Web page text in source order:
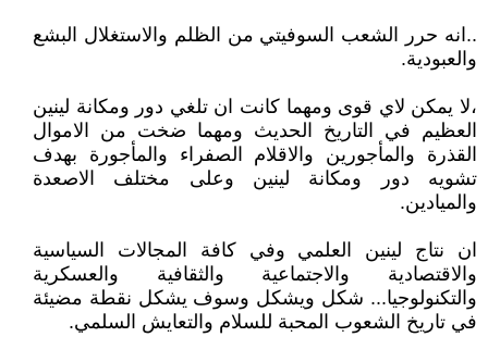
..انه حرر الشعب السوفيتي من الظلم والاستغلال البشع
والعبودية.
،لا يمكن لاي قوى ومهما كانت ان تلغي دور ومكانة لينين
العظيم في التاريخ الحديث ومهما ضخت من الاموال
القذرة والمأجورين والاقلام الصفراء والمأجورة بهدف
تشويه دور ومكانة لينين وعلى مختلف الاصعدة
والميادين.
ان نتاج لينين العلمي وفي كافة المجالات السياسية
والاقتصادية والاجتماعية والثقافية والعسكرية
والتكنولوجيا... شكل ويشكل وسوف يشكل نقطة مضيئة
في تاريخ الشعوب المحبة للسلام والتعايش السلمي.